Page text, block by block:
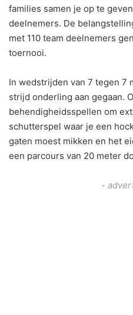
families samen je op te
deelnemers. De
met 110 team deelnemers
toernooi.
In wedstrijden van 7 tegen 7
strijd onderling aan gegaan.
behendigheidsspellen om
schutterspel waar je een
gaten moest mikken en het
een parcours van 20 meter
-